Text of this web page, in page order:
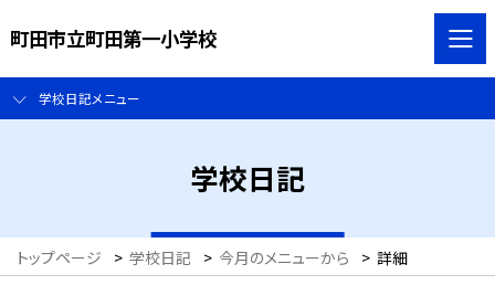
町田市立町田第一小学校
学校日記メニュー
学校日記
トップページ > 学校日記 > 今月のメニューから > 詳細